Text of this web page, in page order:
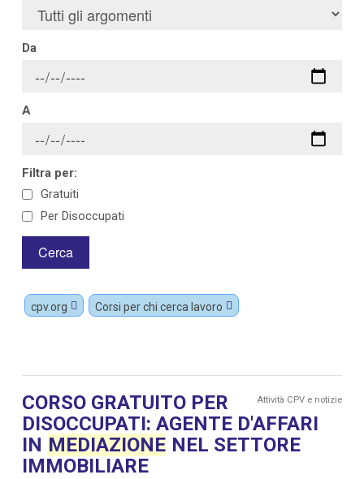
Da
A
Filtra per:
Gratuiti
Per Disoccupati
cpv.org Corsi per chi cerca lavoro
Attività CPV e notizie
CORSO GRATUITO PER
DISOCCUPATI: AGENTE D'AFFARI
IN MEDIAZIONE NEL SETTORE
IMMOBILIARE